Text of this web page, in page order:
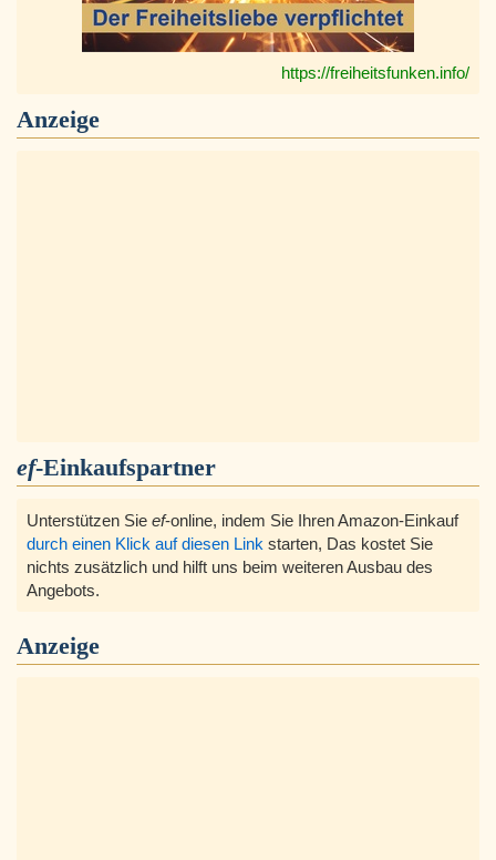
https://freiheitsfunken.info/
Anzeige
ef-Einkaufspartner
Unterstützen Sie ef-online, indem Sie Ihren Amazon-Einkauf
durch einen Klick auf diesen Link starten, Das kostet Sie
nichts zusätzlich und hilft uns beim weiteren Ausbau des
Angebots.
Anzeige